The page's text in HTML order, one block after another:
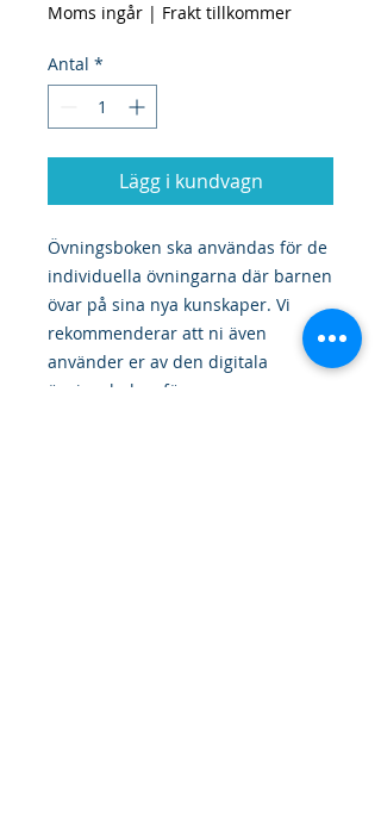
Moms ingår | Frakt tillkommer
Antal *
Lägg i kundvagn
Övningsboken ska användas för de
individuella övningarna där barnen
övar på sina nya kunskaper. Vi
rekommenderar att ni även
använder er av den digitala
övningsboken för gemensam